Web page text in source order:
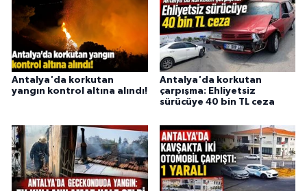
Antalya'da korkutan
yangın kontrol altına alındı!
Antalya'da korkutan
çarpışma: Ehliyetsiz
sürücüye 40 bin TL ceza